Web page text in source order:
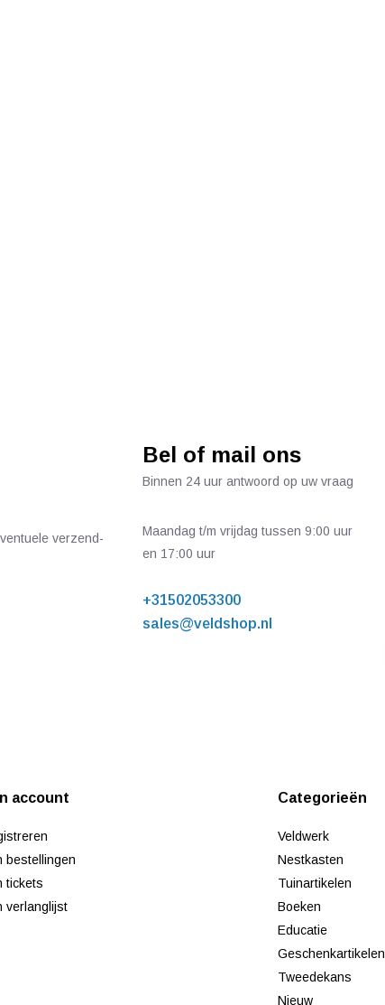
verzend-
Bel of mail ons
Binnen 24 uur antwoord op uw vraag
Maandag t/m vrijdag tussen 9:00 uur
en 17:00 uur
+31502053300
sales@veldshop.nl
account
bestellingen
tickets
verlanglijst
Categorieën
Veldwerk
Nestkasten
Tuinartikelen
Boeken
Educatie
Geschenkartikelen
Tweedekans
Nieuw